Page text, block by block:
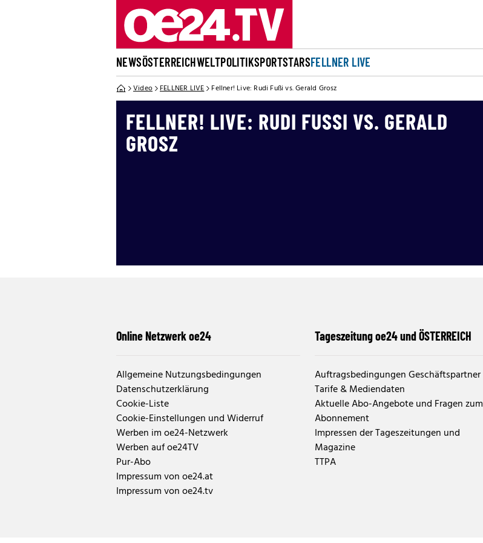
NEWSÖSTERREICHWELTPOLITIKSPORTSTARSFELLNER LIVE
Video FELLNER LIVE Fellner! Live: Rudi Fußi vs. Gerald Grosz
FELLNER! LIVE: RUDI FUSSI VS. GERALD G
ROSZ
Online Netzwerk oe24
Allgemeine Nutzungsbedingungen
Datenschutzerklärung
Cookie-Liste
Cookie-Einstellungen und Widerruf
Werben im oe24-Netzwerk
Werben auf oe24TV
Pur-Abo
Impressum von oe24.at
Impressum von oe24.tv
Tageszeitung oe24 und ÖSTERREICH
Auftragsbedingungen Geschäftspartner
Tarife & Mediendaten
Aktuelle Abo-Angebote und Fragen zum
Abonnement
Impressen der Tageszeitungen und
Magazine
TTPA